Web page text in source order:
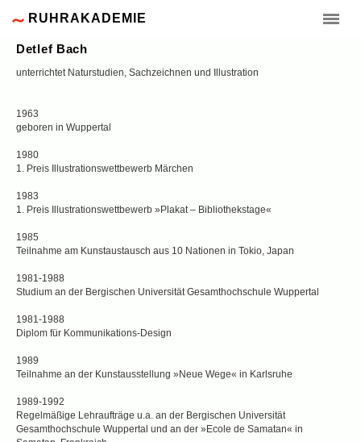
RUHRAKADEMIE
Detlef Bach
unterrichtet Naturstudien, Sachzeichnen und Illustration
1963
geboren in Wuppertal
1980
1. Preis Illustrationswettbewerb Märchen
1983
1. Preis Illustrationswettbewerb »Plakat – Bibliothekstage«
1985
Teilnahme am Kunstaustausch aus 10 Nationen in Tokio, Japan
1981-1988
Studium an der Bergischen Universität Gesamthochschule Wuppertal
1981-1988
Diplom für Kommunikations-Design
1989
Teilnahme an der Kunstausstellung »Neue Wege« in Karlsruhe
1989-1992
Regelmäßige Lehraufträge u.a. an der Bergischen Universität
Gesamthochschule Wuppertal und an der »Ecole de Samatan« in